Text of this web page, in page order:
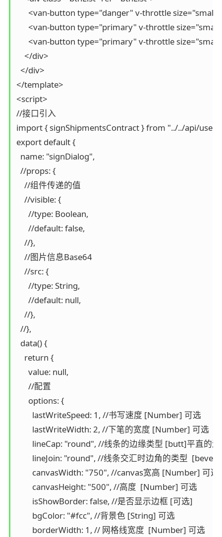
<van-button type="danger" v-throttle
<van-button type="primary" v-throttle
<van-button type="primary" v-throttle
    </div>
  </div>
</template>
<script>
//接口引入
import { signShipmentsContract } from "../../api/
export default {
  name: "signDialog",
  //props: {
    //组件传递的值
    //visible: {
      //type: Boolean,
      //default: false,
    //},
    //图片信息Base64
    //src: {
      //type: String,
      //default: null,
    //},
  //},
  data() {
    return {
      value: null,
      //配置
      options: {
        lastWriteSpeed: 1, //书写速度 [Number] 可选
        lastWriteWidth: 2, //下笔的宽度 [Number] 可选
lineCap: "round", //线条的边缘类型 [butt]平直的边缘
lineJoin: "round", //线条交汇时边角的类型
        canvasWidth: "750", //canvas宽高 [Number] 可选
        canvasHeight: "500", //高度  [Number] 可选
        isShowBorder: false, //是否显示边框 [可选]
        bgColor: "#fcc", //背景色 [String] 可选
        borderWidth: 1, // 网格线宽度  [Number] 可选